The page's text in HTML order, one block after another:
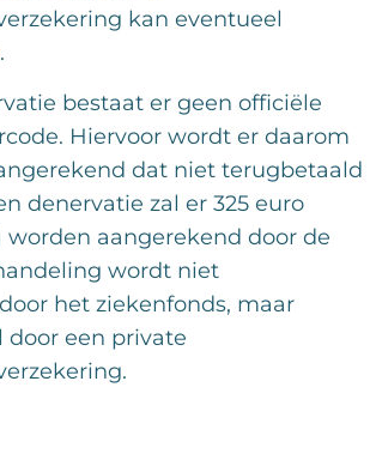
kan eventueel
bestaat er geen officiële
Hiervoor wordt er daarom
dat niet terugbetaald
denervatie zal er 325 euro
worden aangerekend door de
wordt niet
het ziekenfonds, maar
door een private